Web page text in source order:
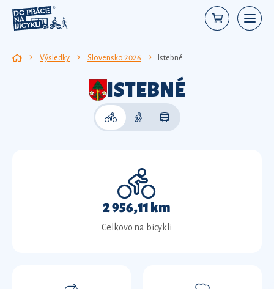
Výsledky Slovensko 2026 Istebné
ISTEBNÉ
2 956,11 km
Celkovo na bicykli